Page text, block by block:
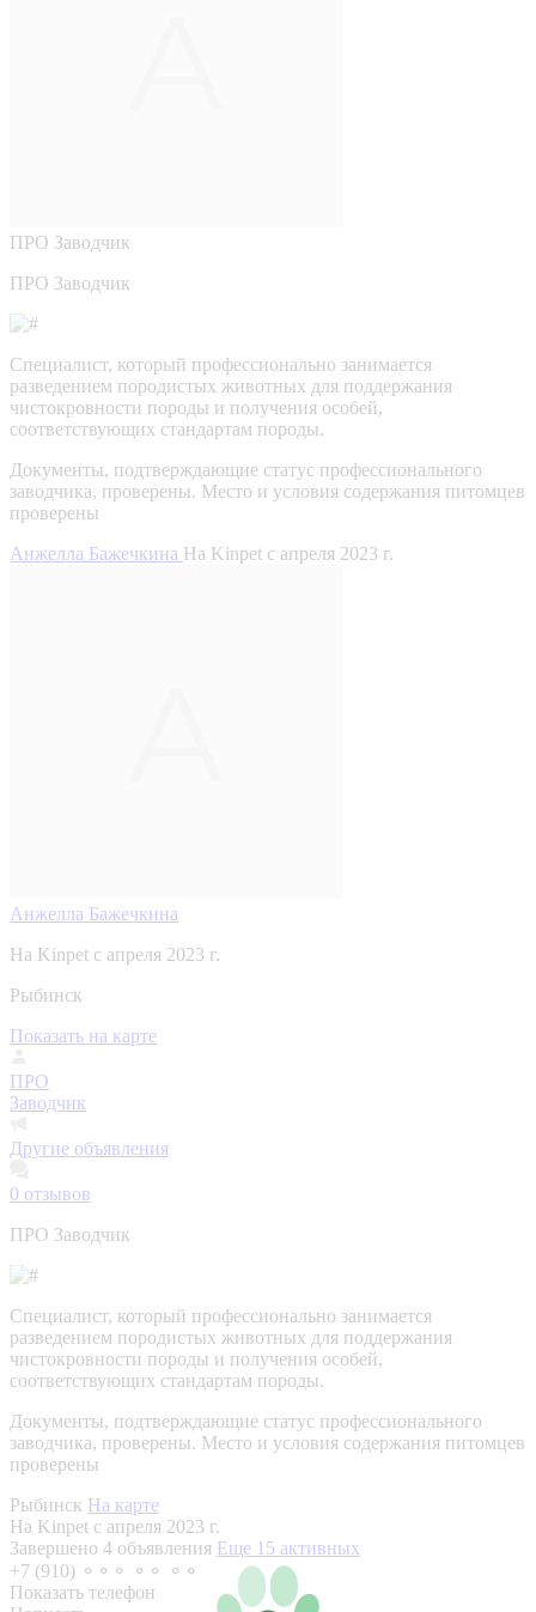
ПРО Заводчик
ПРО Заводчик
Специалист, который профессионально занимается
разведением породистых животных для поддержания
чистокровности породы и получения особей,
соответствующих стандартам породы.
Документы, подтверждающие статус профессионального
заводчика, проверены. Место и условия содержания питомцев
проверены
Анжелла Бажечкина На Kinpet c апреля 2023 г.
Анжелла Бажечкина
На Kinpet c апреля 2023 г.
Рыбинск
Показать на карте
ПРО
Заводчик
Другие объявления
0 отзывов
ПРО Заводчик
Специалист, который профессионально занимается
разведением породистых животных для поддержания
чистокровности породы и получения особей,
соответствующих стандартам породы.
Документы, подтверждающие статус профессионального
заводчика, проверены. Место и условия содержания питомцев
проверены
Рыбинск На карте
На Kinpet c апреля 2023 г.
Завершено 4 объявления Еще 15 активных
+7 (910) ⚬⚬⚬ ⚬⚬ ⚬⚬
Показать телефон